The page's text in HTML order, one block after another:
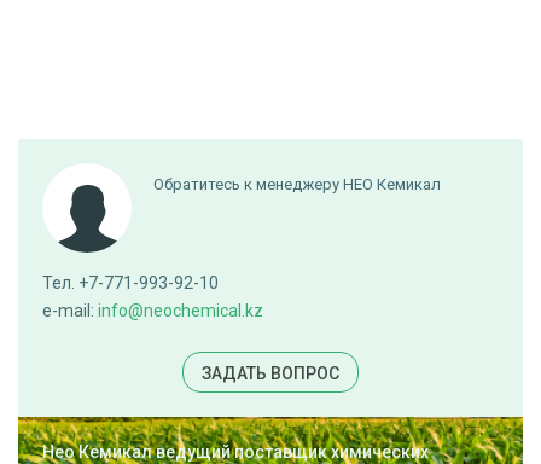
Обратитесь к менеджеру НЕО Кемикал
Тел. +7-771-993-92-10
e-mail: info@neochemical.kz
ЗАДАТЬ ВОПРОС
Нео Кемикал ведущий поставщик химических